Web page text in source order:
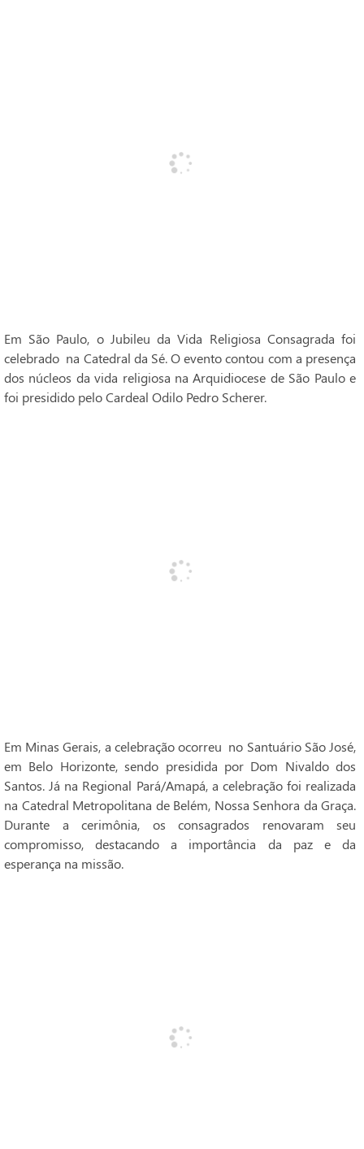
Em São Paulo, o Jubileu da Vida Religiosa Consagrada foi
celebrado na Catedral da Sé. O evento contou com a presença
dos núcleos da vida religiosa na Arquidiocese de São Paulo e
foi presidido pelo Cardeal Odilo Pedro Scherer.
Em Minas Gerais, a celebração ocorreu no Santuário São José,
em Belo Horizonte, sendo presidida por Dom Nivaldo dos
Santos. Já na Regional Pará/Amapá, a celebração foi realizada
na Catedral Metropolitana de Belém, Nossa Senhora da Graça.
Durante a cerimônia, os consagrados renovaram seu
compromisso, destacando a importância da paz e da
esperança na missão.